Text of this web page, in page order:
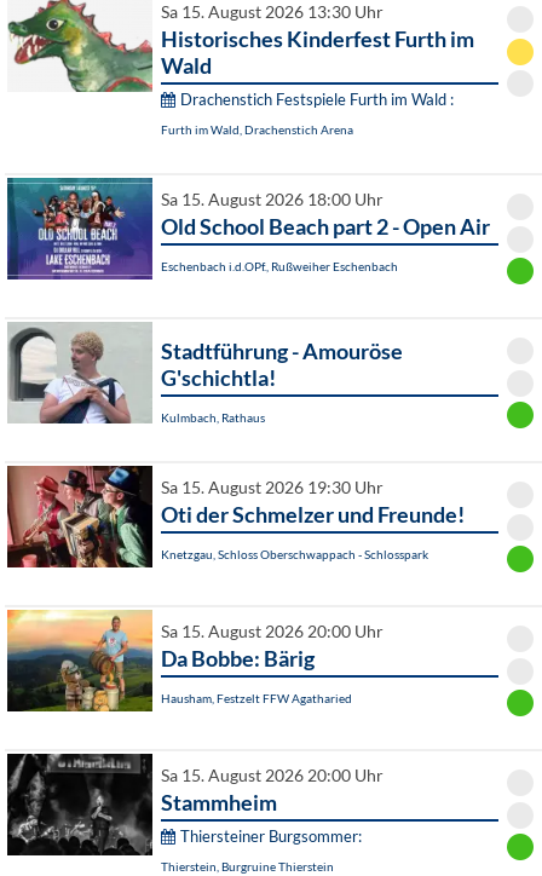
Sa 15. August 2026 13:30 Uhr
Historisches Kinderfest Furth im
Wald
Drachenstich Festspiele Furth im Wald :
Furth im Wald, Drachenstich Arena
Sa 15. August 2026 18:00 Uhr
Old School Beach part 2 - Open Air
Eschenbach i.d.OPf., Rußweiher Eschenbach
Stadtführung - Amouröse
G'schichtla!
Kulmbach, Rathaus
Sa 15. August 2026 19:30 Uhr
Oti der Schmelzer und Freunde!
Knetzgau, Schloss Oberschwappach - Schlosspark
Sa 15. August 2026 20:00 Uhr
Da Bobbe: Bärig
Hausham, Festzelt FFW Agatharied
Sa 15. August 2026 20:00 Uhr
Stammheim
Thiersteiner Burgsommer:
Thierstein, Burgruine Thierstein